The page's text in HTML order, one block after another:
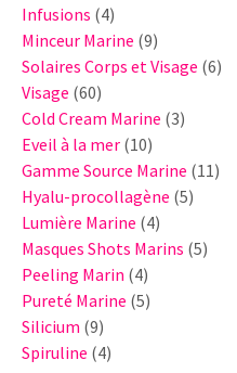
Infusions 44
produits
Minceur Marine 99
produits
Solaires Corps et Visage 66
Visage 6060
produits
Cold Cream Marine 33
Eveil à la mer 1010
produits
Gamme Source Marine 1111
Hyalu-procollagène 55
Lumière Marine 44
produits
Masques Shots Marins 55
Peeling Marin 44
produits
Pureté Marine 55
Silicium 99
produits
Spiruline 44